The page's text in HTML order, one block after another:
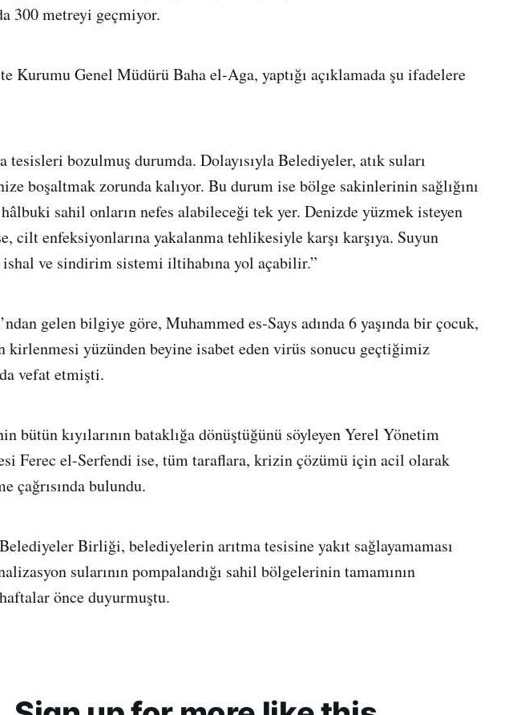
300 metreyi geçmiyor.
Kurumu Genel Müdürü Baha el-Aga, yaptığı açıklamada şu ifadelere
tesisleri bozulmuş durumda. Dolayısıyla Belediyeler, atık suları
boşaltmak zorunda kalıyor. Bu durum ise bölge sakinlerinin sağlığını
sahil onların nefes alabileceği tek yer. Denizde yüzmek isteyen
cilt enfeksiyonlarına yakalanma tehlikesiyle karşı karşıya. Suyun
ishal ve sindirim sistemi iltihabına yol açabilir.”
gelen bilgiye göre, Muhammed es-Says adında 6 yaşında bir çocuk,
kirlenmesi yüzünden beyine isabet eden virüs sonucu geçtiğimiz
vefat etmişti.
bütün kıyılarının bataklığa dönüştüğünü söyleyen Yerel Yönetim
Ferec el-Serfendi ise, tüm taraflara, krizin çözümü için acil olarak
çağrısında bulundu.
Birliği, belediyelerin arıtma tesisine yakıt sağlayamaması
sularının pompalandığı sahil bölgelerinin tamamının
haftalar önce duyurmuştu.